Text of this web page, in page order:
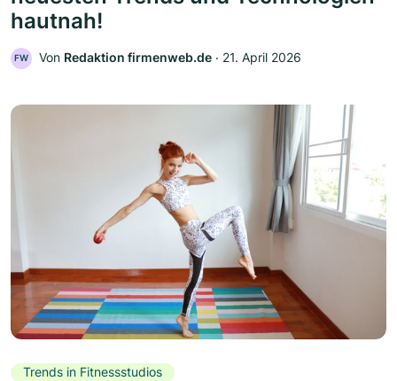
hautnah!
FW Von Redaktion firmenweb.de ‧ 21. April 2026
Trends in Fitnessstudios